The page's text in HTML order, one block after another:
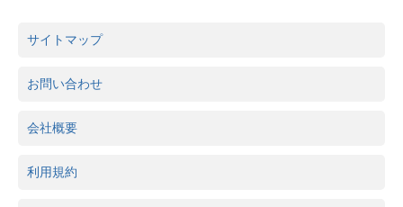
サイトマップ
お問い合わせ
会社概要
利用規約